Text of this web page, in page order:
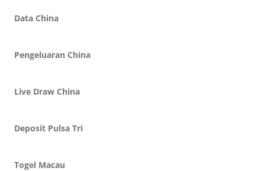
Data China
Pengeluaran China
Live Draw China
Deposit Pulsa Tri
Togel Macau